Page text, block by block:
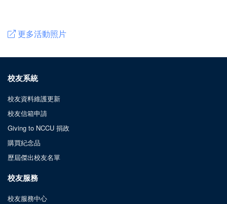
更多活動照片
校友系統
校友資料維護更新
校友信箱申請
Giving to NCCU 捐政
購買紀念品
歷屆傑出校友名單
校友服務
校友服務中心